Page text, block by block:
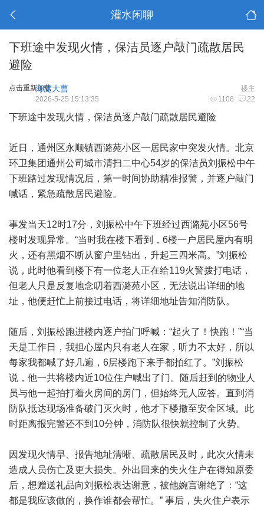
灌水闲聊
下班途中发现火情，保洁员逐户敲门疏散居民
避险
点击重新加载 楼主
海淀大曹
1108 22
2026-5-25 15:13:35
下班途中发现火情，保洁员逐户敲门疏散居民避险
近日，通州区永顺镇西潞苑小区一居民家中突发火情。北京
环卫集团通州公司城市清扫二中心54岁的保洁员刘振松中午
下班路过发现情况后，第一时间协助精准报警，并逐户敲门
喊话，紧急疏散居民避险。
事发当天12时17分，刘振松中午下班经过西潞苑小区56号
楼时发现异常。“当时我在楼下看到，6楼一户居民屋内有明
火，还有黑烟不断从窗户里钻出，升起三四米高。”刘振松
说，此时他看到楼下有一位老人正在给119火警拨打电话，
但老人只是反复地念叨着西潞苑小区，无法说出详细的地
址，他便赶忙上前接过电话，将详细地址告知消防队。
随后，刘振松跑进楼内逐户拍门呼喊：“起火了！快跑！”“当
天是工作日，我担心屋内只有老人在家，听力不太好，所以
每家我都喊了好几遍，6层楼跑下来手都拍红了。”刘振松
说，他一共将楼内近10位住户喊出了门。随后赶到的物业人
员与他一起拍打着火房间的房门，但始终无人应答。直到消
防队抵达现场准备破门灭火时，他才下楼撤至安全区域。此
时距离报完警还不到10分钟，消防队很快就控制了火势。
因发现火情早、报告地址清晰、疏散居民及时，此次火情未
造成人员伤亡及更大损失。外出回来的失火住户在得知原委
后，想赠送礼品向刘振松表达谢意，被他婉言谢绝了：“这
都是我应该做的，换作谁都会帮忙。” 事后，失火住户表示